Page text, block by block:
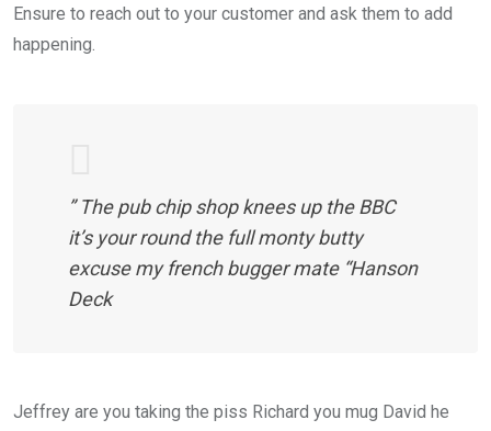
Ensure to reach out to your customer and ask them to add
happening.
” The pub chip shop knees up the BBC
it’s your round the full monty butty
excuse my french bugger mate “Hanson
Deck
Jeffrey are you taking the piss Richard you mug David he